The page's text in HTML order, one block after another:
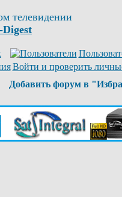
телевидении
Digest
Войти и проверить
Добавить форум в